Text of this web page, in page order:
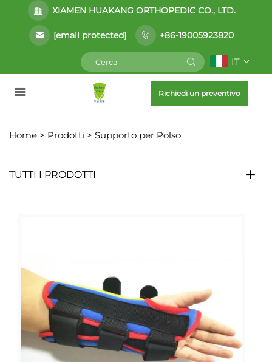
XIAMEN HUAKANG ORTHOPEDIC CO., LTD.
[email protected] +86-19005923820
IT
Richiedi un preventivo
Home > Prodotti > Supporto per Polso
TUTTI I PRODOTTI